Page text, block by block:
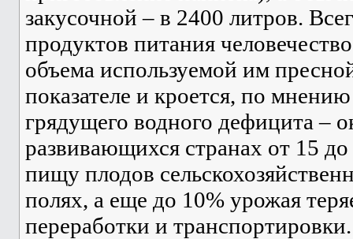
закусочной – в 2400 литров.
продуктов питания
объема используемой им
показателе и кроется, по
грядущего водного дефицита –
развивающихся странах от 15
пищу плодов
полях, а еще до 10% урожая
переработки и транспортировки.